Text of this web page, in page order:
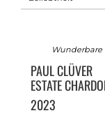
Wunderbare
PAUL CLÜVER
ESTATE
2023